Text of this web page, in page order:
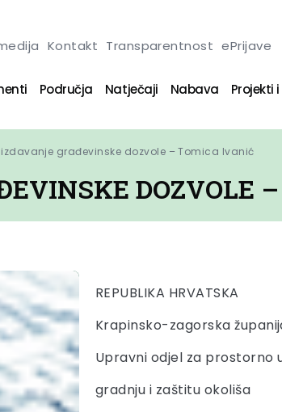
Kontakt Transparentnost ePrijave
Područja Natječaji Nabava Projekti
građevinske dozvole – Tomica Ivanić
DOZVOLE
REPUBLIKA HRVATSKA
Krapinsko-zagorska
Upravni odjel za prostorno
gradnju i zaštitu okoliša